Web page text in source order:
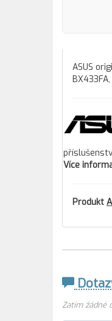
ASUS
Více
Produkt
Zatím žádné